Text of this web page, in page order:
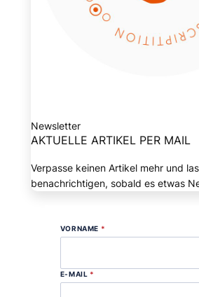
Newsletter
AKTUELLE ARTIKEL PER MAIL
Verpasse keinen Artikel mehr und
benachrichtigen, sobald es etwas
VORNAME *
E-MAIL *